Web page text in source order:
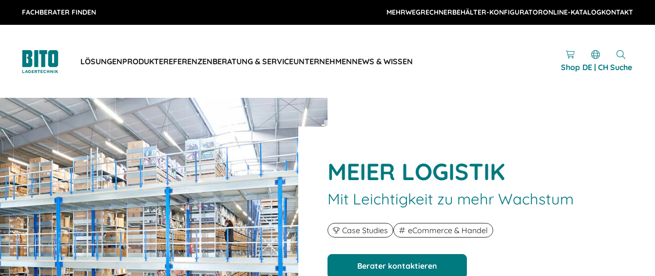
FACHBERATER FINDEN MEHRWEGRECHNERBEHÄLTER-KONFIGURATORONLINE-KATALOGKONTAKT
LÖSUNGENPRODUKTEREFERENZENBERATUNG & SERVICEUNTERNEHMENNEWS & WISSEN
Shop DE | CH Suche
MEIER LOGISTIK
Mit Leichtigkeit zu mehr Wachstum
Case Studies eCommerce & Handel
Berater kontaktieren